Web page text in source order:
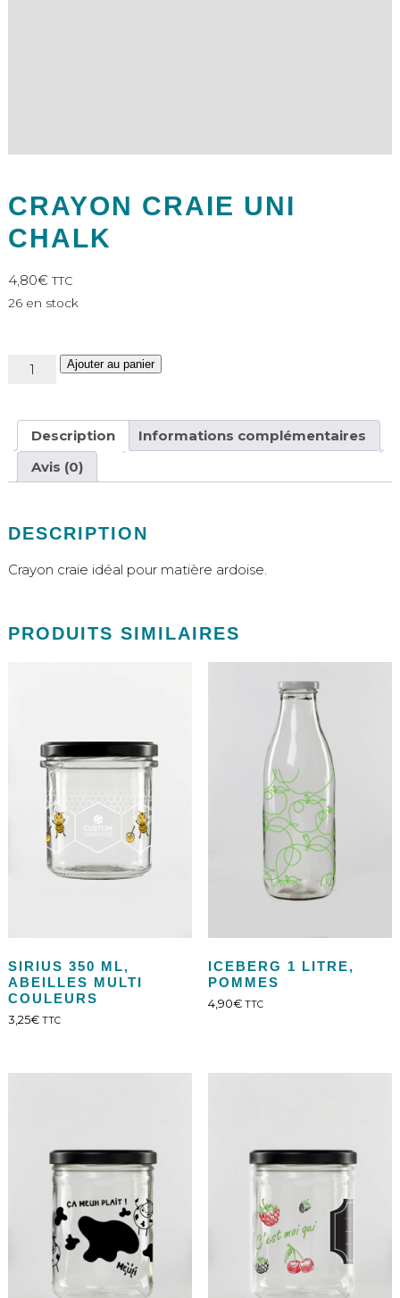
CRAYON CRAIE UNI
CHALK
4,80€ TTC
26 en stock
quantité
craie
Uni
Chalk
Ajouter au panier
Description
Informations complémentaires
Avis (0)
DESCRIPTION
Crayon craie idéal pour matière ardoise.
PRODUITS SIMILAIRES
SIRIUS 350 ML,
ABEILLES MULTI
COULEURS
3,25€ TTC
ICEBERG 1 LITRE,
POMMES
4,90€ TTC